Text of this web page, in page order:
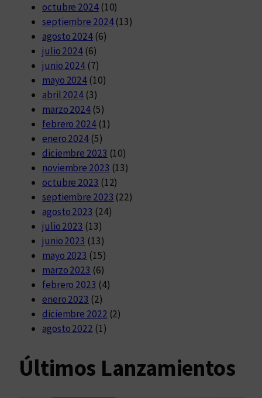
octubre 2024(10)
septiembre 2024(13)
agosto 2024(6)
julio 2024 (6)
junio 2024 (7)
mayo 2024 (10)
abril 2024 (3)
marzo 2024 (5)
febrero 2024(1)
enero 2024 (5)
diciembre 2023 (10)
noviembre 2023 (13)
octubre 2023 (12)
septiembre 2023 (22)
agosto 2023 (24)
julio 2023 (13)
junio 2023 (13)
mayo 2023 (15)
marzo 2023 (6)
febrero 2023 (4)
enero 2023 (2)
diciembre 2022 (2)
agosto 2022 (1)
Últimos Lanzamientos